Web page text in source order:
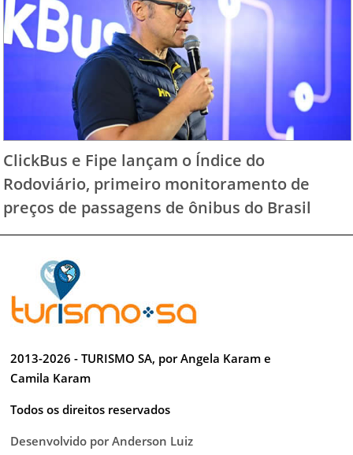
ClickBus e Fipe lançam o Índice do
Rodoviário, primeiro monitoramento de
preços de passagens de ônibus do Brasil
2013-2026 - TURISMO SA, por Angela Karam e
Camila Karam
Todos os direitos reservados
Desenvolvido por Anderson Luiz